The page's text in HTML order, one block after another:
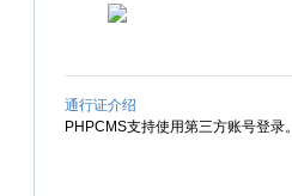
通行证介绍
PHPCMS支持使用第三方账号登录。